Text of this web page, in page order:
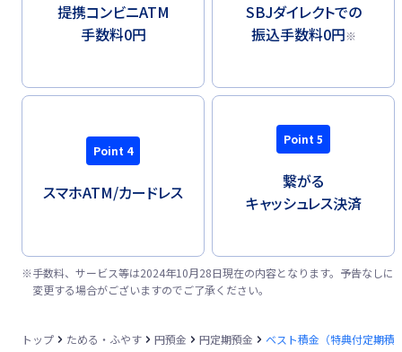
提携コンビニATM
手数料0円
SBJダイレクトでの
振込手数料0円※
Point 4
スマホATM/カードレス
Point 5
繋がる
キャッシュレス決済
※手数料、サービス等は2024年10月28日現在の内容となります。予告なしに
変更する場合がございますのでご了承ください。
トップ ためる・ふやす 円預金 円定期預金 ベスト積金（特典付定期積